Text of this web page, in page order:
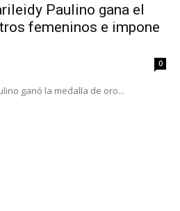
Paulino gana el
femeninos e impone
0
ganó la medalla de oro...